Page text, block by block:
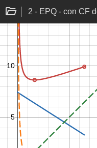
2 - EPQ - con CF